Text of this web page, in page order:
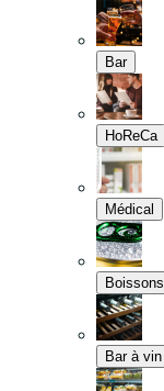
Bar
HoReCa
Médical
Boissons
Bar à vin